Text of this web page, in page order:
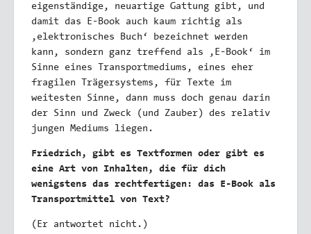
eigenständige, neuartige Gattung gibt, und
damit das E-Book auch kaum richtig als
,elektronisches Buch‘ bezeichnet werden
kann, sondern ganz treffend als ,E-Book‘ im
Sinne eines Transportmediums, eines eher
fragilen Trägersystems, für Texte im
weitesten Sinne, dann muss doch genau darin
der Sinn und Zweck (und Zauber) des relativ
jungen Mediums liegen.
Friedrich, gibt es Textformen oder gibt es
eine Art von Inhalten, die für dich
wenigstens das rechtfertigen: das E-Book als
Transportmittel von Text?
(Er antwortet nicht.)